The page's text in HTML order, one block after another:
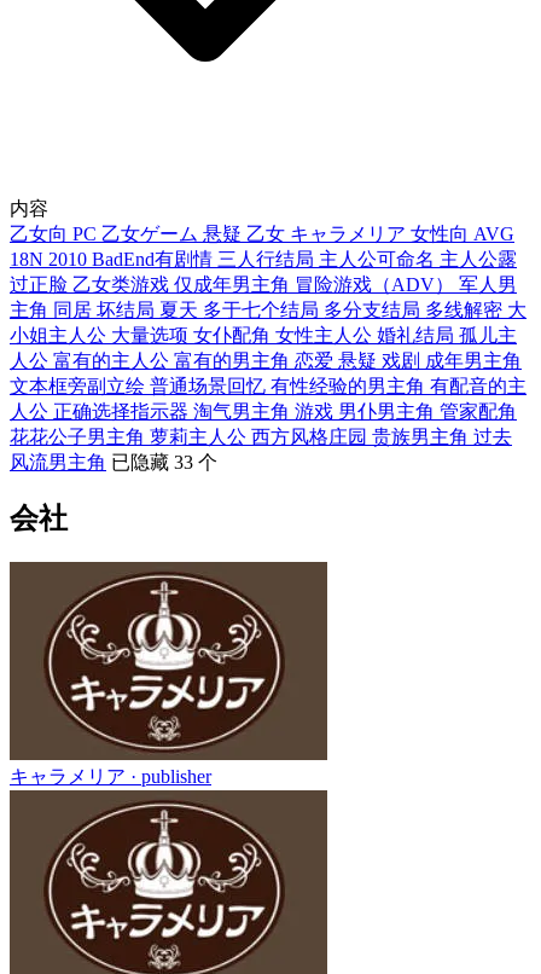
内容
乙女向 PC 乙女ゲーム 悬疑 乙女 キャラメリア 女性向 AVG
18N 2010 BadEnd有剧情 三人行结局 主人公可命名 主人公露
过正脸 乙女类游戏 仅成年男主角 冒险游戏（ADV）
军人男
主角 同居 坏结局 夏天 多于七个结局 多分支结局 多线解密 大
小姐主人公 大量选项 女仆配角 女性主人公 婚礼结局 孤儿主
人公 富有的主人公 富有的男主角 恋爱 悬疑 戏剧 成年男主角
文本框旁副立绘 普通场景回忆 有性经验的男主角 有配音的主
人公 正确选择指示器 淘气男主角 游戏 男仆男主角 管家配角
花花公子男主角 萝莉主人公 西方风格庄园 贵族男主角 过去
风流男主角 已隐藏 33 个
会社
キャラメリア · publisher